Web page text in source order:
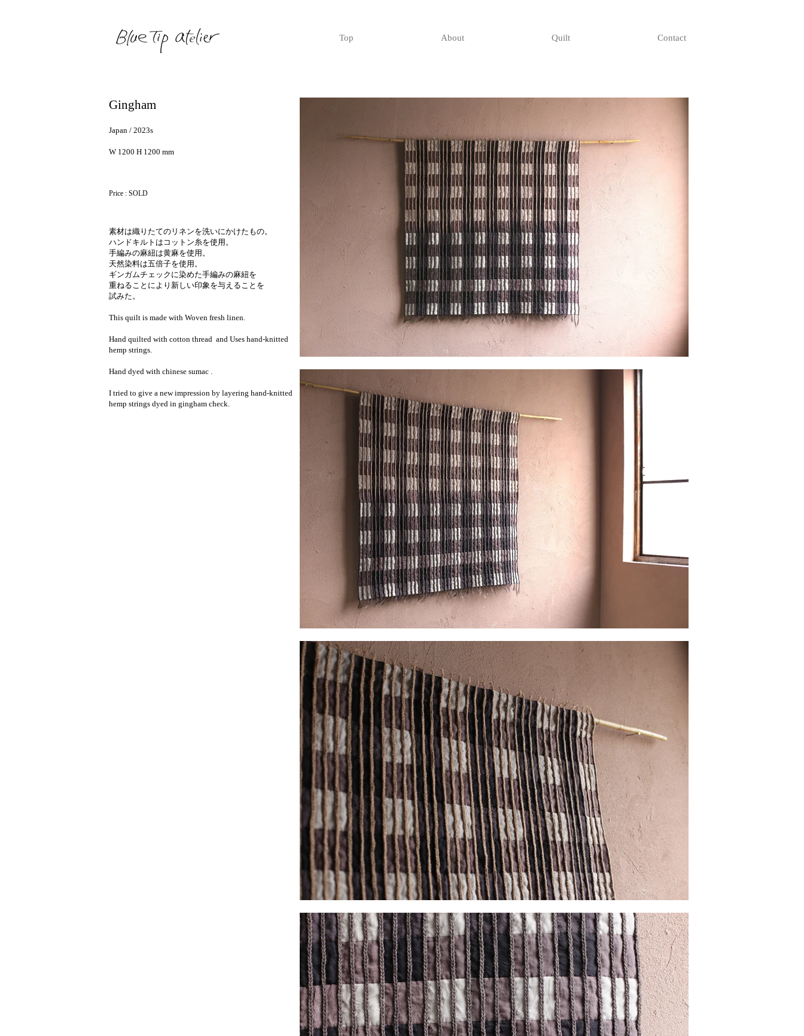
Top About Quilt Contact
Gingham
Japan / 2023s
W 1200 H 1200 mm
Price : SOLD
素材は織りたてのリネンを洗いにかけたもの。
ハンドキルトはコットン糸を使用。
手編みの麻紐は黄麻を使用。
天然染料は五倍子を使用。
ギンガムチェックに染めた手編みの麻紐を
重ねることにより新しい印象を与えることを
試みた。
This quilt is made with Woven fresh linen.
Hand quilted with cotton thread and Uses hand-knitted
hemp strings.
Hand dyed with chinese sumac .
I tried to give a new impression by layering hand-knitted
hemp strings dyed in gingham check.